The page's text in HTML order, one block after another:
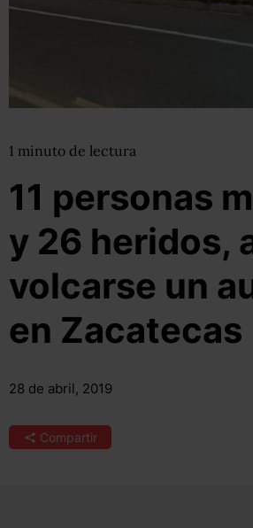
1 minuto de lectura
11 personas
y 26 heridos,
volcarse un
en Zacatecas
28 de abril, 2019
Compartir